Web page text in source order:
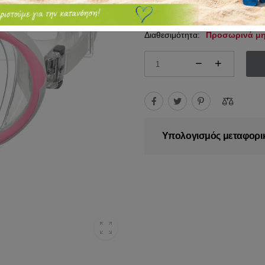
24.75€ 27.00€
Διαθεσιμότητα: Προσωρινά μη
Υπολογισμός